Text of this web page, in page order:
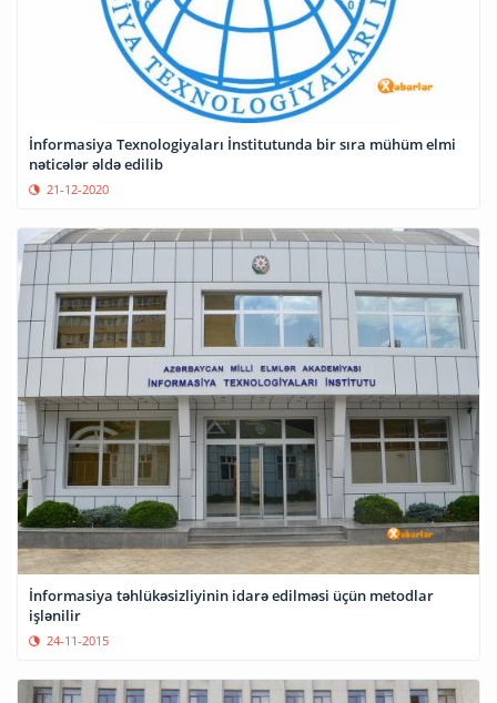
İnformasiya Texnologiyaları İnstitutunda bir sıra mühüm elmi
nəticələr əldə edilib
21-12-2020
İnformasiya təhlükəsizliyinin idarə edilməsi üçün metodlar
işlənilir
24-11-2015